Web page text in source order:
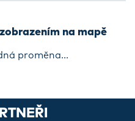
na mapě
proměna...